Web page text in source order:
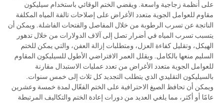
على أنظمة زجاجية واسعة. ويقضي الختم الوقائي باستخدام سيليكون
مقاوم للعوامل الجوية متعدد الأغراض على إصلاحات تالفة المياه المكلفة
الناتجة عن تسرب الرطوبة من خلال المفاصل والفتحات الفاشلة. ويمكن أن
يتسبب تسرب المياه في أضرار تصل إلى آلاف الدولارات من خلال تدهور
الهيكل، وتقليل كفاءة العزل، ومتطلبات إزالة العفن، والتي يمكن للختم
السليم منعها بالكامل. ويقلل العمر الافتراضي الأطول للسيليكون المقاوم
للعوامل الجوية متعدد الأغراض من تعدد عمليات الاستبدال مقارنة
بالسيليكون التقليدي الذي يتطلب التجديد كل ثلاث إلى خمس سنوات.
ويمكن أن تحافظ الصيغ الاحترافية على الختم الفعّال لمدة خمسة وعشرين
عامًا أو أكثر، مما يلغي العديد من دورات إعادة الختم والتكاليف المرتبطة